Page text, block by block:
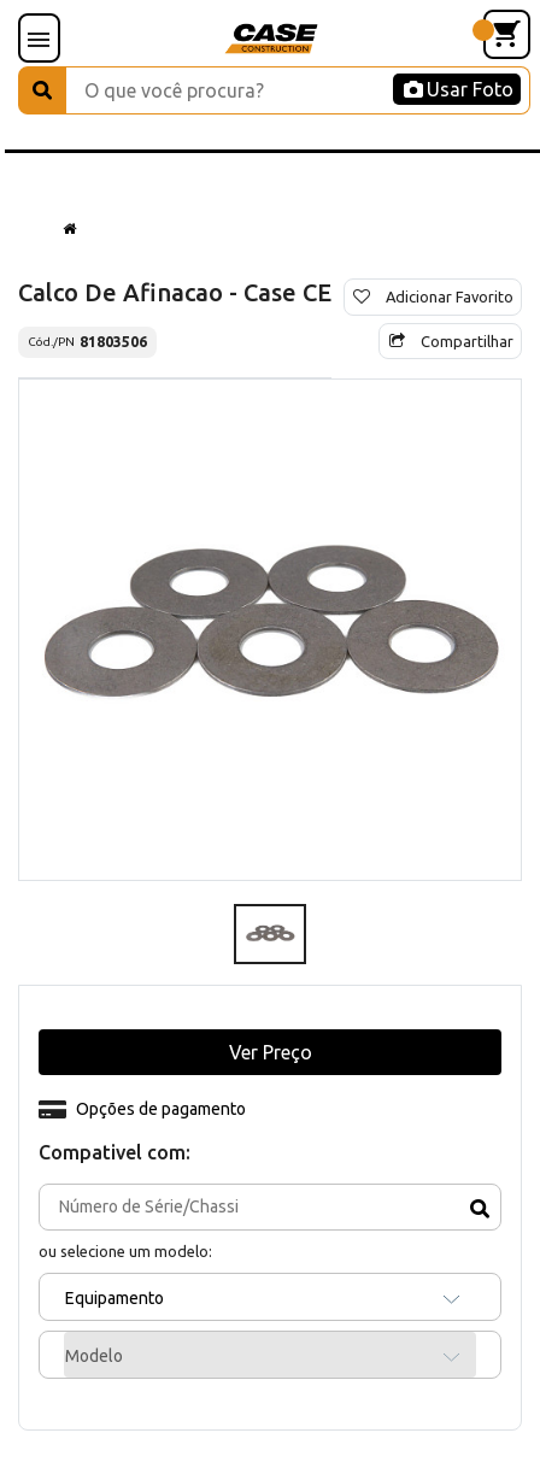
Usar Foto
Calco De Afinacao - Case CE
Cód./PN 81803506
Adicionar Favorito
Compartilhar
Compativel com:
ou selecione um modelo:
Equipamento
Modelo
Opções de pagamento
Ver Preço